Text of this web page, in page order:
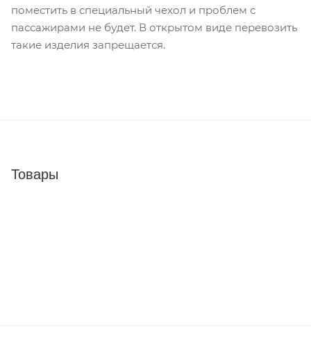
поместить в специальный чехол и проблем с
пассажирами не будет. В открытом виде перевозить
такие изделия запрещается.
Товары